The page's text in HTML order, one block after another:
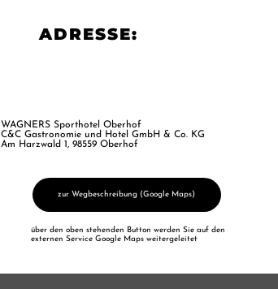
ADRESSE:
WAGNERS Sporthotel Oberhof
C&C Gastronomie und Hotel GmbH & Co. KG
Am Harzwald 1, 98559 Oberhof
zur Wegbeschreibung (Google Maps)
über den oben stehenden Button werden Sie auf den
externen Service Google Maps weitergeleitet